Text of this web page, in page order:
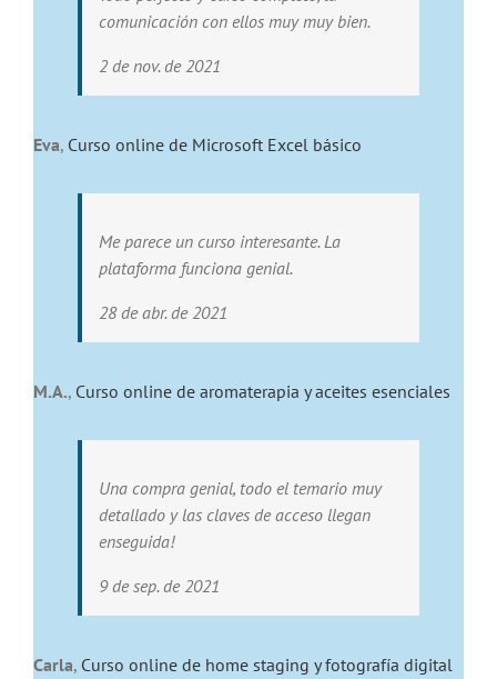
comunicación con ellos muy muy bien.
2 de nov. de 2021
Eva, Curso online de Microsoft Excel básico
Me parece un curso interesante. La
plataforma funciona genial.
28 de abr. de 2021
M.A., Curso online de aromaterapia y aceites esenciales
Una compra genial, todo el temario muy
detallado y las claves de acceso llegan
enseguida!
9 de sep. de 2021
Carla, Curso online de home staging y fotografía digital